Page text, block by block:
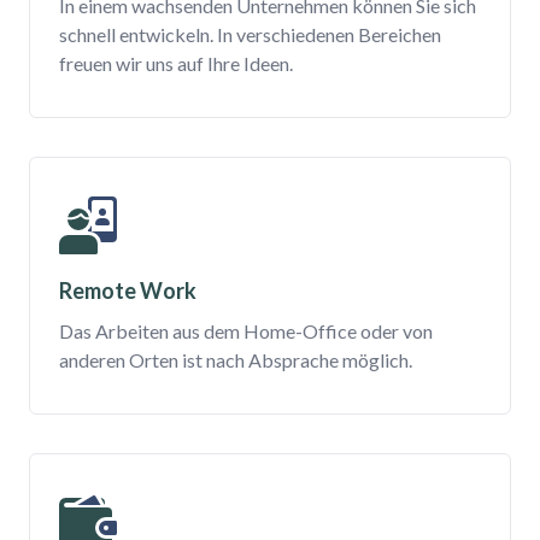
In einem wachsenden Unternehmen können Sie sich
schnell entwickeln. In verschiedenen Bereichen
freuen wir uns auf Ihre Ideen.
Remote Work
Das Arbeiten aus dem Home-Office oder von
anderen Orten ist nach Absprache möglich.